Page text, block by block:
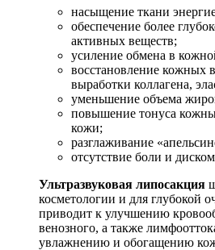
насыщение ткани
обеспечение более
активных веществ;
усиление обмена в
восстановление кожных
выработки коллагена,
уменьшение объема
повышение тонуса
кожи;
разглаживание
отсутствие боли и
Ультразвуковая липосакция
косметологии и для глубокой
приводит к улучшению
венозного, а также
увлажнению и обогащению